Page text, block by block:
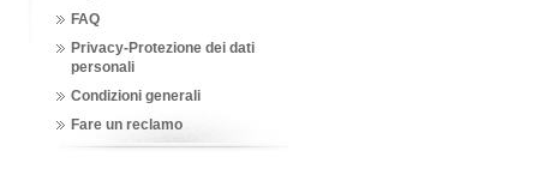
FAQ
Privacy-Protezione dei dati
personali
Condizioni generali
Fare un reclamo